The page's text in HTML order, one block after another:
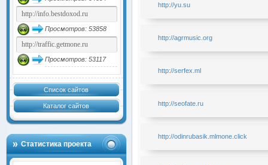
Просмотров: 53858
Просмотров: 53117
Список сайтов
Каталог сайтов
Статистика проекта
http://yu.su
http://agrmusic.org
http://serfex.ml
http://seofate.ru
http://odinrubasik.mlmone.click